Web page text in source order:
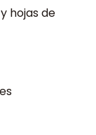
hojas de